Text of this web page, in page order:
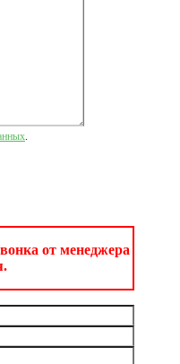
.
от менеджера